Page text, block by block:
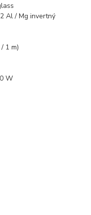
Al / Mg invertný
1 m)
W